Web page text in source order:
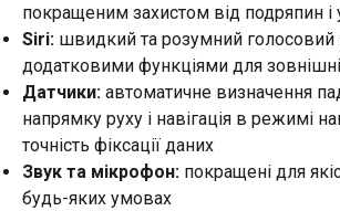
покращеним захистом від подряпин і
Siri: швидкий та розумний голосовий
додатковими функціями для
Датчики: автоматичне визначення
напрямку руху і навігація в режимі
точність фіксації даних
Звук та мікрофон: покращені для
будь-яких умовах